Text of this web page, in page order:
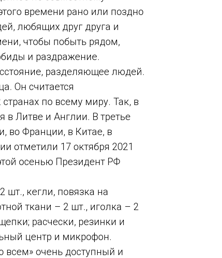
времени рано или поздно
любящих друг друга и
чтобы побыть рядом,
и раздражение.
разделяющее людей.
Он считается
по всему миру. Так, в
в Литве и Англии. В третье
во Франции, в Китае, в
отметили 17 октября 2021
осенью Президент РФ
шт., кегли, повязка на
ткани – 2 шт., иголка – 2
расчески, резинки и
центр и микрофон.
очень доступный и